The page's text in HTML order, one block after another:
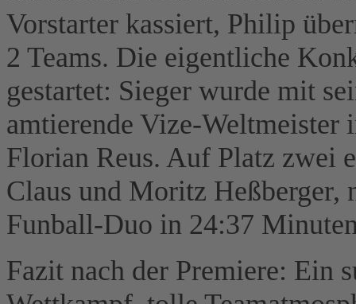
Vorstarter kassiert, Philip
2 Teams. Die eigentliche
gestartet: Sieger wurde mit
amtierende Vize-
Florian Reus. Auf Platz zwei
Claus und Moritz Heßberger,
Funball-Duo in 24:37
Fazit nach der Premiere: Ein